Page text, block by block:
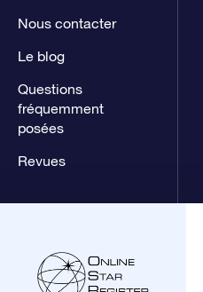
Nous contacter
Le blog
Questions
fréquemment
posées
Revues